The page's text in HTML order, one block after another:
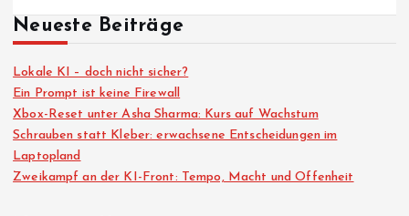
Neueste Beiträge
Lokale KI – doch nicht sicher?
Ein Prompt ist keine Firewall
Xbox-Reset unter Asha Sharma: Kurs auf Wachstum
Schrauben statt Kleber: erwachsene Entscheidungen im
Laptopland
Zweikampf an der KI-Front: Tempo, Macht und Offenheit